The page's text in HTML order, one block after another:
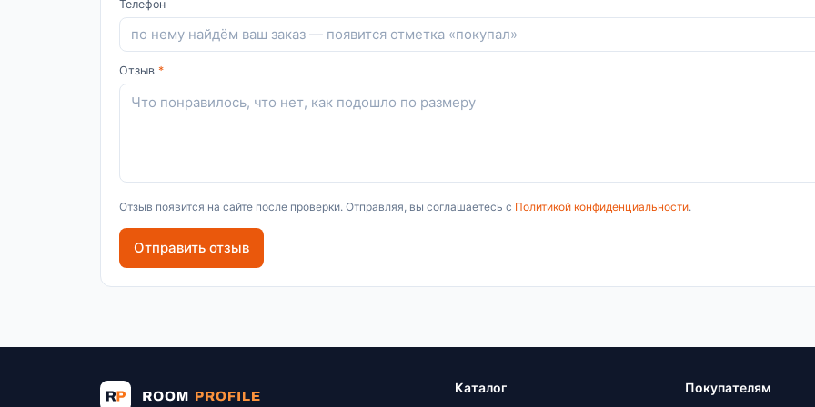
Телефон
Отзыв *
Отзыв появится на сайте после проверки. Отправляя, вы соглашаетесь с Политикой конфиденциальности.
Отправить отзыв
Каталог Покупателям